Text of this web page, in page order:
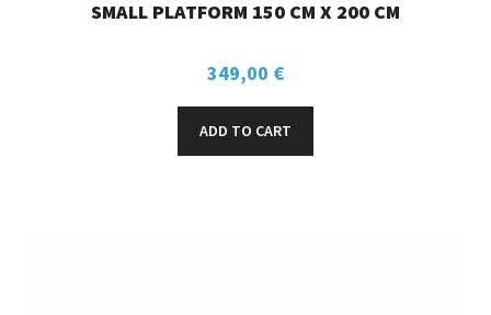
SMALL PLATFORM 150 CM X 200 CM
349,00 €
ADD TO CART